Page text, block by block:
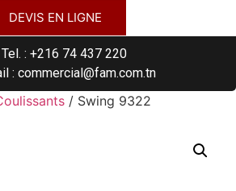
DEVIS EN LIGNE
Tel. : +216 74 437 220
: commercial@fam.com.tn
/ Swing 9322